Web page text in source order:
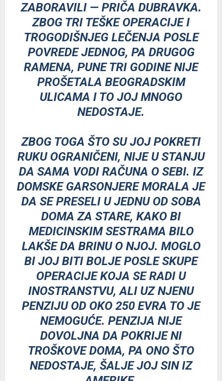
ZABORAVILI — PRIČA DUBRAVKA.
ZBOG TRI TEŠKE OPERACIJE I
TROGODIŠNJEG LEČENJA POSLE
POVREDE JEDNOG, PA DRUGOG
RAMENA, PUNE TRI GODINE NIJE
PROŠETALA BEOGRADSKIM
ULICAMA I TO JOJ MNOGO
NEDOSTAJE.
ZBOG TOGA ŠTO SU JOJ POKRETI
RUKU OGRANIČENI, NIJE U STANJU
DA SAMA VODI RAČUNA O SEBI. IZ
DOMSKE GARSONJERE MORALA JE
DA SE PRESELI U JEDNU OD SOBA
DOMA ZA STARE, KAKO BI
MEDICINSKIM SESTRAMA BILO
LAKŠE DA BRINU O NJOJ. MOGLO
BI JOJ BITI BOLJE POSLE SKUPE
OPERACIJE KOJA SE RADI U
INOSTRANSTVU, ALI UZ NJENU
PENZIJU OD OKO 250 EVRA TO JE
NEMOGUĆE. PENZIJA NIJE
DOVOLJNA DA POKRIJE NI
TROŠKOVE DOMA, PA ONO ŠTO
NEDOSTAJE, ŠALJE JOJ SIN IZ